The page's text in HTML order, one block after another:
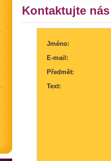
Kontaktujte nás
Jméno:
E-mail:
Předmět:
Text: